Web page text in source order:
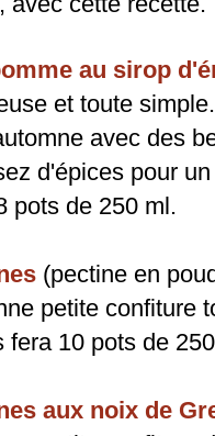
au sirop
et toute
avec des
d'épices pour
pots de 250 ml.
(pectine en
petite confiture
fera 10 pots de
aux noix de